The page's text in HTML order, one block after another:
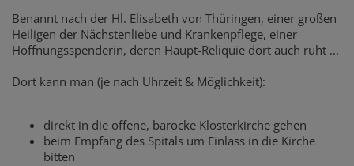
Benannt nach der Hl. Elisabeth von Thüringen, einer großen
Heiligen der Nächstenliebe und Krankenpflege, einer
Hoffnungsspenderin, deren Haupt-Reliquie dort auch ruht ...
Dort kann man (je nach Uhrzeit & Möglichkeit):
direkt in die offene, barocke Klosterkirche gehen
beim Empfang des Spitals um Einlass in die Kirche
bitten